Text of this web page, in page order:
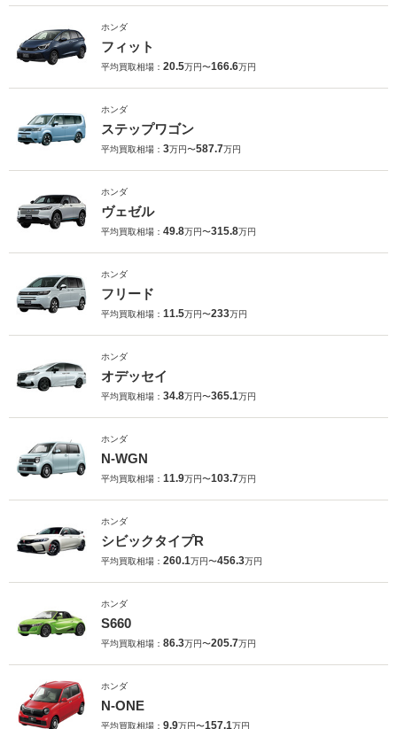
ホンダ
フィット
平均買取相場： 20.5万円〜166.6万円
ホンダ
ステップワゴン
平均買取相場： 3万円〜587.7万円
ホンダ
ヴェゼル
平均買取相場： 49.8万円〜315.8万円
ホンダ
フリード
平均買取相場： 11.5万円〜233万円
ホンダ
オデッセイ
平均買取相場： 34.8万円〜365.1万円
ホンダ
N-WGN
平均買取相場： 11.9万円〜103.7万円
ホンダ
シビックタイプR
平均買取相場： 260.1万円〜456.3万円
ホンダ
S660
平均買取相場： 86.3万円〜205.7万円
ホンダ
N-ONE
平均買取相場： 9.9万円〜157.1万円